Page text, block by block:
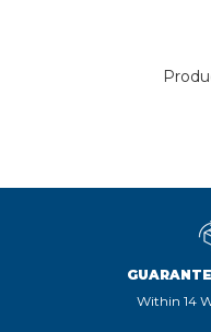
Within 14